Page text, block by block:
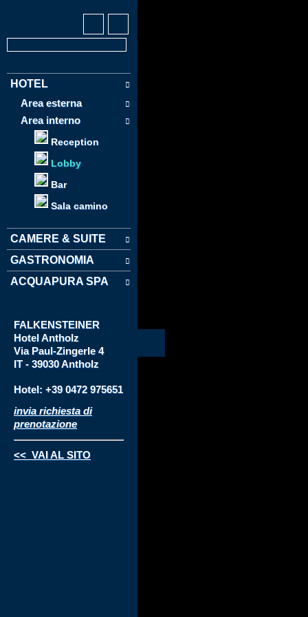
HOTEL
Area esterna
Area interno
Reception
Lobby
Bar
Sala camino
CAMERE & SUITE
GASTRONOMIA
ACQUAPURA SPA
FALKENSTEINER
HotelAntholz
Via Paul-Zingerle 4
IT - 39030 Antholz
Hotel: +39 0472 975651
invia richiesta di
prenotazione
<< VAI AL SITO